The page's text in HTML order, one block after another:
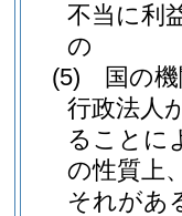
不当に利
の
(5)
国の
行政法人
ることに
の性質上
それがあ